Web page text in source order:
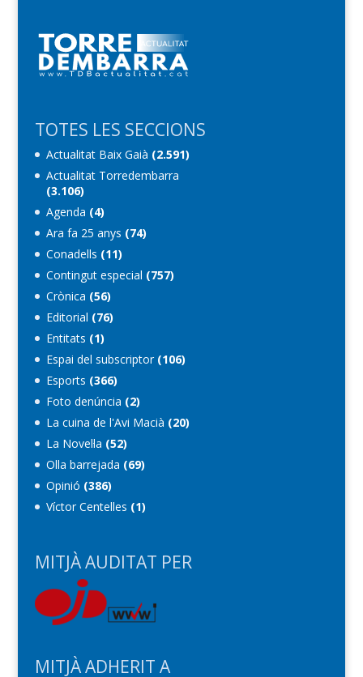
TOTES LES SECCIONS
Actualitat Baix Gaià (2.591)
Actualitat Torredembarra
(3.106)
Agenda (4)
Ara fa 25 anys (74)
Conadells (11)
Contingut especial (757)
Crònica (56)
Editorial (76)
Entitats (1)
Espai del subscriptor(106)
Esports (366)
Foto denúncia (2)
La cuina de l'Avi Macià (20)
La Novel·la (52)
Olla barrejada (69)
Opinió (386)
Víctor Centelles (1)
MITJÀ AUDITAT PER
MITJÀ ADHERIT A